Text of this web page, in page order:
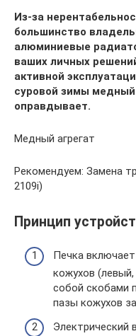
Из-за
большинство
алюминиевые
ваших личных
активной
суровой зимы
оправдывает.
Медный агрегат
Рекомендуем: Замена
2109i)
Принцип
Печка
кожухов
собой скобами
пазы кожухов
Электрический